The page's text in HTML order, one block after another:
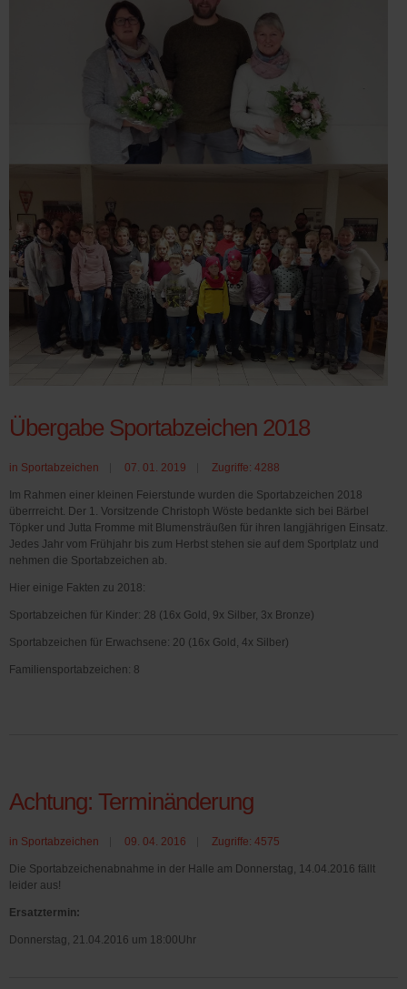
Übergabe Sportabzeichen 2018
in Sportabzeichen 07. 01. 2019 Zugriffe: 4288
Im Rahmen einer kleinen Feierstunde wurden die Sportabzeichen 2018
überrreicht. Der 1. Vorsitzende Christoph Wöste bedankte sich bei Bärbel
Töpker und Jutta Fromme mit Blumensträußen für ihren langjährigen Einsatz.
Jedes Jahr vom Frühjahr bis zum Herbst stehen sie auf dem Sportplatz und
nehmen die Sportabzeichen ab.
Hier einige Fakten zu 2018:
Sportabzeichen für Kinder: 28 (16x Gold, 9x Silber, 3x Bronze)
Sportabzeichen für Erwachsene: 20 (16x Gold, 4x Silber)
Familiensportabzeichen: 8
Achtung: Terminänderung
in Sportabzeichen 09. 04. 2016 Zugriffe: 4575
Die Sportabzeichenabnahme in der Halle am Donnerstag, 14.04.2016 fällt
leider aus!
Ersatztermin:
Donnerstag, 21.04.2016 um 18:00Uhr